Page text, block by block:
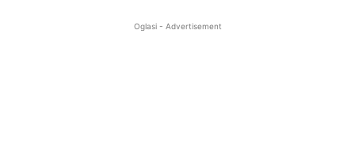
Oglasi - Advertisement